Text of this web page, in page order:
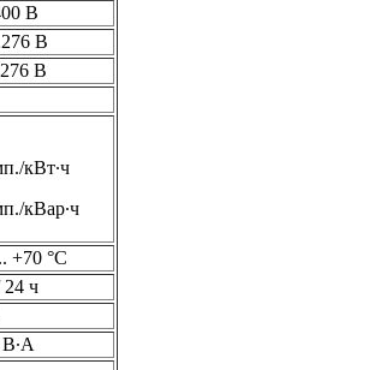
В
В
В
кВт∙ч
кВар∙ч
+70 °C
24 ч